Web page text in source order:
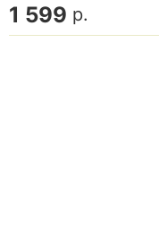
1 599 р.